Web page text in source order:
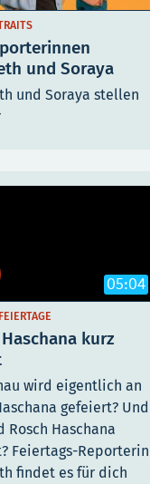
und Soraya
und Soraya stellen
05:04
kurz
wird eigentlich an
gefeiert? Und
Rosch Haschana
Feiertags-Reporterin
findet es für dich